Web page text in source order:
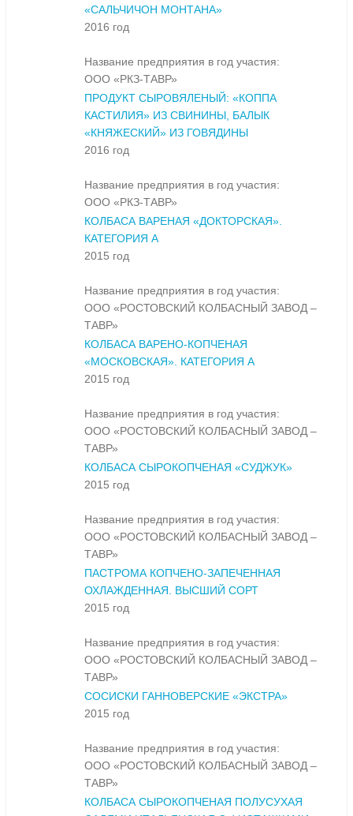
«САЛЬЧИЧОН МОНТАНА»
2016 год
Название предприятия в год участия:
ООО «РКЗ-ТАВР»
ПРОДУКТ СЫРОВЯЛЕНЫЙ: «КОППА
КАСТИЛИЯ» ИЗ СВИНИНЫ, БАЛЫК
«КНЯЖЕСКИЙ» ИЗ ГОВЯДИНЫ
2016 год
Название предприятия в год участия:
ООО «РКЗ-ТАВР»
КОЛБАСА ВАРЕНАЯ «ДОКТОРСКАЯ».
КАТЕГОРИЯ А
2015 год
Название предприятия в год участия:
ООО «РОСТОВСКИЙ КОЛБАСНЫЙ ЗАВОД –
ТАВР»
КОЛБАСА ВАРЕНО-КОПЧЕНАЯ
«МОСКОВСКАЯ». КАТЕГОРИЯ А
2015 год
Название предприятия в год участия:
ООО «РОСТОВСКИЙ КОЛБАСНЫЙ ЗАВОД –
ТАВР»
КОЛБАСА СЫРОКОПЧЕНАЯ «СУДЖУК»
2015 год
Название предприятия в год участия:
ООО «РОСТОВСКИЙ КОЛБАСНЫЙ ЗАВОД –
ТАВР»
ПАСТРОМА КОПЧЕНО-ЗАПЕЧЕННАЯ
ОХЛАЖДЕННАЯ. ВЫСШИЙ СОРТ
2015 год
Название предприятия в год участия:
ООО «РОСТОВСКИЙ КОЛБАСНЫЙ ЗАВОД –
ТАВР»
СОСИСКИ ГАННОВЕРСКИЕ «ЭКСТРА»
2015 год
Название предприятия в год участия:
ООО «РОСТОВСКИЙ КОЛБАСНЫЙ ЗАВОД –
ТАВР»
КОЛБАСА СЫРОКОПЧЕНАЯ ПОЛУСУХАЯ